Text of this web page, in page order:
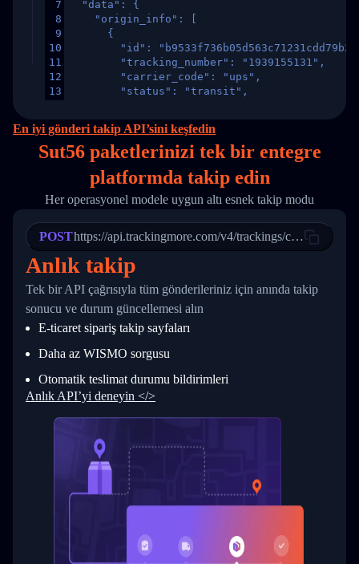
7
8
9
10
11
12
13
16
17
20
21
22
23
24
25
27
28
29
31
33
34
  "data": {
    "origin_info": [
      {
"id":
        "tracking_number": "1939155131",
        "carrier_code": "ups",
        "status": "transit",
        "itemTimeLength": 2,
        "weblink": "",
        "phone": null,
        "trackinfo": [
          {
            "Date": "2017-03-08 04: 22: 00",
"StatusDescription": "Departed
"Details": "Departed Facility
          },
          {
            "Date": "2017-03-06 15:28:00",
"StatusDescription": "Shipment
"Details": "BEIJING-
          }
        ]
      }
  }
}
En iyi gönderi takip API’sini keşfedin
Sut56 paketlerinizi tekbir entegre
platformda takip edin
Her operasyonel modele uygun altı esnek takip modu
POSThttps://api.trackingmore.com/v4/trackings/create
Anlık takip
Tek bir API çağrısıyla tüm gönderileriniz için anında takip
sonucu ve durum güncellemesi alın
E-ticaret sipariş takip sayfaları
Daha az WISMO sorgusu
Otomatik teslimat durumu bildirimleri
Anlık API’yi deneyin </>